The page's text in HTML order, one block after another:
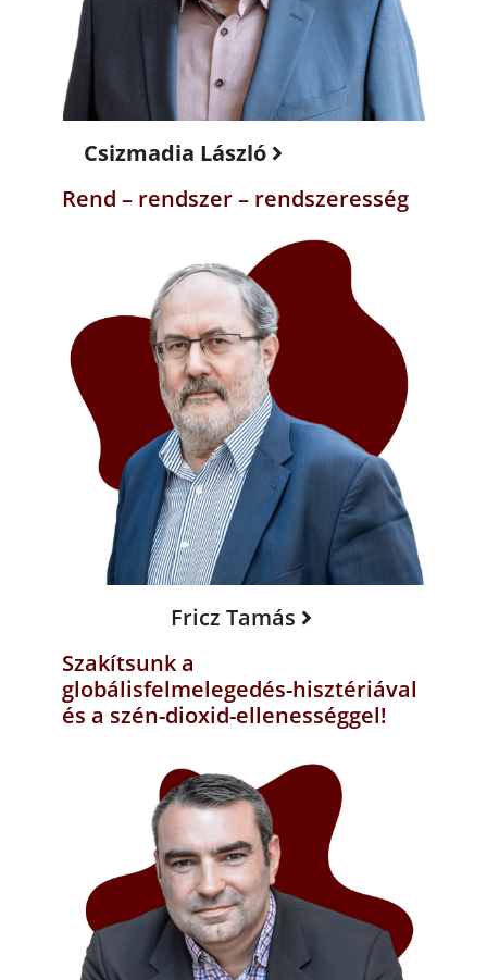
Csizmadia László
Rend – rendszer – rendszeresség
Fricz Tamás
Szakítsunk a
globálisfelmelegedés-hisztériával
és a szén-dioxid-ellenességgel!